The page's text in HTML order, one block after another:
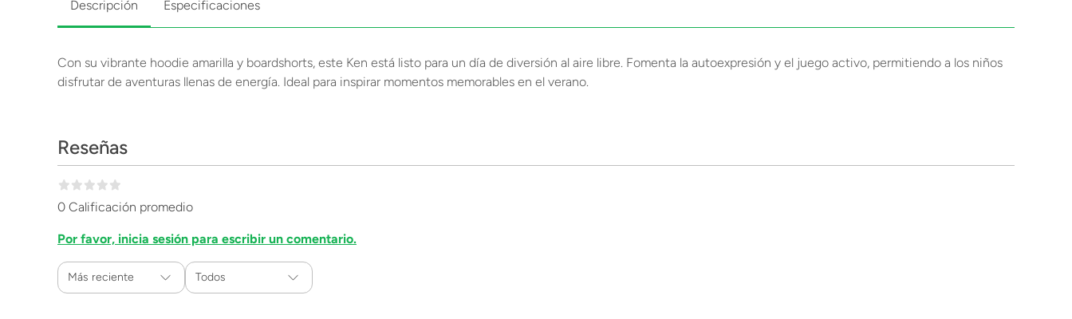
Descripción Especificaciones
Con su vibrante hoodie amarilla y boardshorts, este Ken está listo para un día de diversión al aire libre. Fomenta la autoexpresión y el juego activo, permitiendo a los niños
disfrutar de aventuras llenas de energía. Ideal para inspirar momentos memorables en el verano.
Reseñas
0 Calificación promedio
Por favor, inicia sesión para escribir un comentario.
Más reciente Todos